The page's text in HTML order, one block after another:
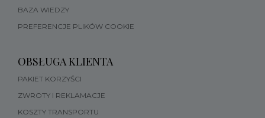
BAZA WIEDZY
PREFERENCJE PLIKÓW COOKIE
OBSŁUGA KLIENTA
PAKIET KORZYŚCI
ZWROTY I REKLAMACJE
KOSZTY TRANSPORTU